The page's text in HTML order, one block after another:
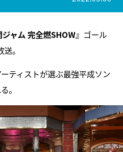
ジャム 完全燃SHOW』 ゴール
。
ティストが選ぶ最強平成ソン
。